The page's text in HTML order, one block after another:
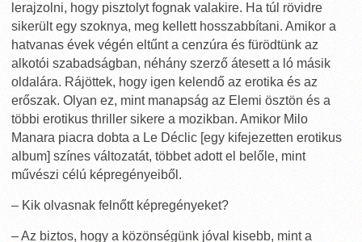
lerajzolni, hogy pisztolyt fognak valakire. Ha túl rövidre
sikerült egy szoknya, meg kellett hosszabbítani. Amikor a
hatvanas évek végén eltűnt a cenzúra és fürödtünk az
alkotói szabadságban, néhány szerző átesett a ló másik
oldalára. Rájöttek, hogy igen kelendő az erotika és az
erőszak. Olyan ez, mint manapság az Elemi ösztön és a
többi erotikus thriller sikere a mozikban. Amikor Milo
Manara piacra dobta a Le Déclic [egy kifejezetten erotikus
album] színes változatát, többet adott el belőle, mint
művészi célú képregényeiből.
– Kik olvasnak felnőtt képregényeket?
– Az biztos, hogy a közönségünk jóval kisebb, mint a